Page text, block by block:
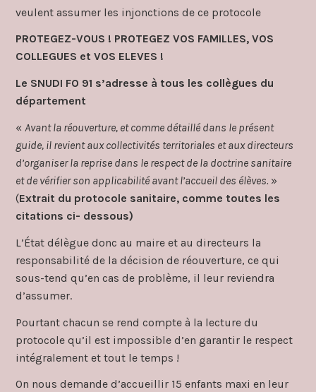
veulent assumer les injonctions de ce protocole
PROTEGEZ-VOUS ! PROTEGEZ VOS FAMILLES, VOS
COLLEGUES et VOS ELEVES !
Le SNUDI FO 91 s’adresse à tous les collègues du
département
«Avant la réouverture, et comme détaillé dans le présent
guide, il revient aux collectivités territoriales et aux directeurs
d’organiser la reprise dans le respect de la doctrine sanitaire
et de vérifier son applicabilité avant l’accueil des élèves. »
(Extrait du protocole sanitaire, comme toutes les
citations ci- dessous)
L’État délègue donc au maire et au directeurs la
responsabilité de la décision de réouverture, ce qui
sous-tend qu’en cas de problème, il leur reviendra
d’assumer.
Pourtant chacun se rend compte à la lecture du
protocole qu’il est impossible d’en garantir le respect
intégralement et tout le temps !
On nous demande d’accueillir 15 enfants maxi en leur